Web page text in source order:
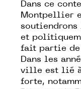
Dans ce
Montpellier
soutiendrons
et
fait partie de
Dans les
ville est lié
forte,